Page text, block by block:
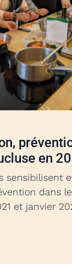
en
sensibilisent
dans
et janvier